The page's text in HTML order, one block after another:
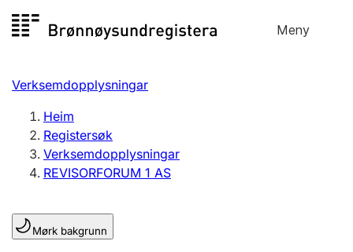
til
Meny
Registersøk
Aksjeselskap
Enkeltpersonføretak
Registrere, endre, slette
Lag og foreining
Verksemdopplysningar
Heim
Registersøk
Verksemdopplysningar
REVISORFORUM 1 AS
Mørk bakgrunn